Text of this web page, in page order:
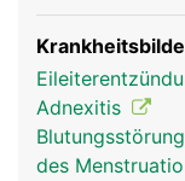
Eizelle. Bei
die Eierstöcke
als Eisprung
Adnexitis
des